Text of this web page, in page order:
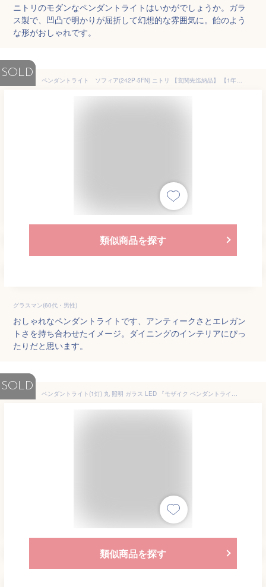
ニトリのモダンなペンダントライトはいかがでしょうか。ガラ
ス製で、凹凸で明かりが屈折して幻想的な雰囲気に。飴のよう
な形がおしゃれです。
SOLD
ペンダントライト ソフィア(242P-5FN) ニトリ 【玄関先迄納品】 【1年保証】 〔合計金額11000円以上送料無料対象商品〕
類似商品を探す
グラスマン(60代・男性)
おしゃれなペンダントライトです、アンティークさとエレガン
トさを持ち合わせたイメージ。ダイニングのインテリアにぴっ
たりだと思います。
SOLD
ペンダントライト(1灯) 丸 照明 ガラス LED 『モザイク ペンダントライトL クリムト』 アンティーク レトロ おしゃれ キッチンやダイニングの照明に
類似商品を探す